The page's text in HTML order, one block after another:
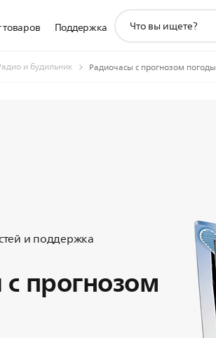
товаров Поддержка
поддержки
и будильник Радиочасы с прогнозом погоды
и поддержка
прогнозом